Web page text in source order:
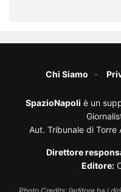
Chi Siamo
SpazioNapoli è un
Aut. Tribunale di
Direttore
Editore: